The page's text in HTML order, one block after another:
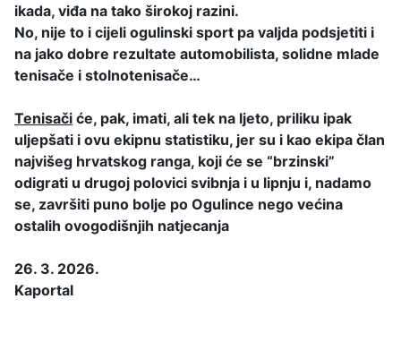
ikada, viđa na tako širokoj razini.
No, nije to i cijeli ogulinski sport pa valjda podsjetiti i
na jako dobre rezultate automobilista, solidne mlade
tenisače i stolnotenisače…
Tenisači će, pak, imati, ali tek na ljeto, priliku ipak
uljepšati i ovu ekipnu statistiku, jer su i kao ekipa član
najvišeg hrvatskog ranga, koji će se “brzinski”
odigrati u drugoj polovici svibnja i u lipnju i, nadamo
se, završiti puno bolje po Ogulince nego većina
ostalih ovogodišnjih natjecanja
26. 3. 2026.
Kaportal